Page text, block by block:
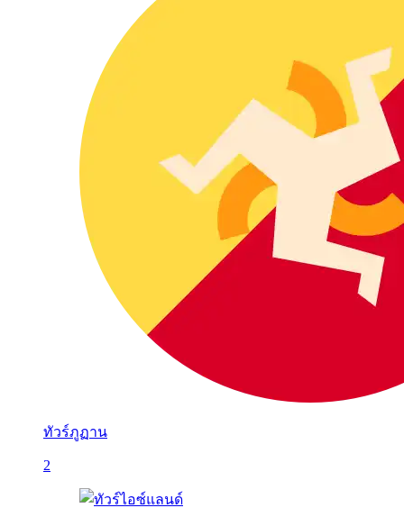
ทัวร์ภูฏาน
2